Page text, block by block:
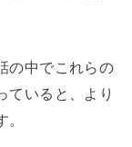
の中でこれらの
ていると、より